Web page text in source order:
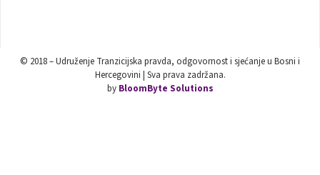
© 2018 – Udruženje Tranzicijska pravda, odgovornost i sjećanje u Bosni i
Hercegovini | Sva prava zadržana.
by BloomByte Solutions